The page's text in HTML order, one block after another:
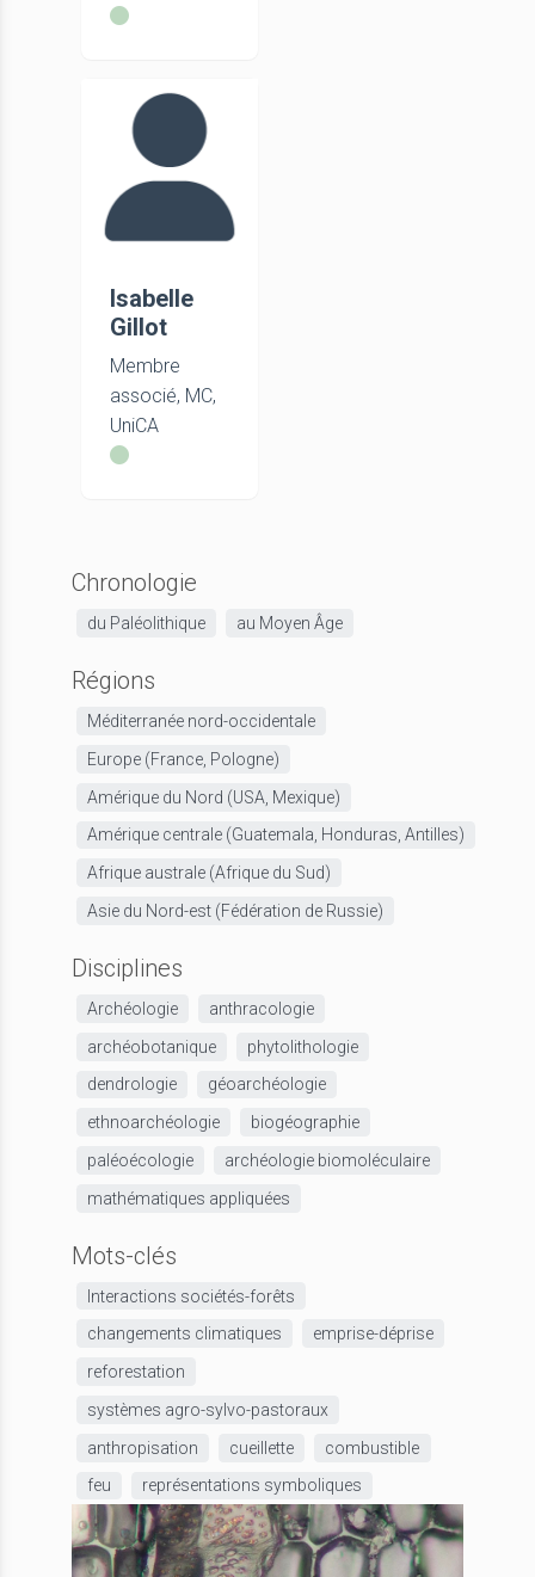
Isabelle
Gillot
Membre
associé, MC,
UniCA
Chronologie
du Paléolithique au Moyen Âge
Régions
Méditerranée nord-occidentale
Europe (France, Pologne)
Amérique du Nord (USA, Mexique)
Amérique centrale (Guatemala, Honduras, Antilles)
Afrique australe (Afrique du Sud)
Asie du Nord-est (Fédération de Russie)
Disciplines
Archéologie
anthracologie
archéobotanique
phytolithologie
dendrologie
géoarchéologie
ethnoarchéologie
biogéographie
paléoécologie
archéologie biomoléculaire
mathématiques appliquées
Mots-clés
Interactions sociétés-forêts
changements climatiques
emprise-déprise
reforestation
systèmes agro-sylvo-pastoraux
anthropisation
cueillette
combustible
feu
représentations symboliques